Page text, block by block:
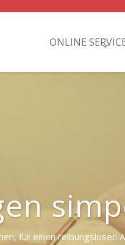
ONLINE
für einen reibungslosen